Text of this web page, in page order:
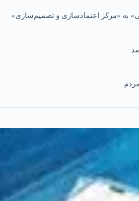
به «مرکز اعتمادسازی و تصمیم‌سازی»